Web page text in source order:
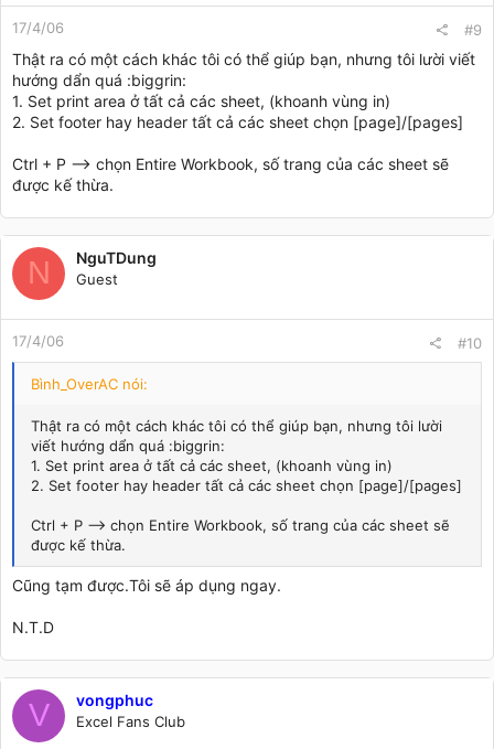
17/4/06 #9
Thật ra có một cách khác tôi có thể giúp bạn, nhưng tôi lười viết
hướng dẩn quá :biggrin:
1. Set print area ở tất cả các sheet, (khoanh vùng in)
2. Set footer hay header tất cả các sheet chọn [page]/[pages]
Ctrl + P --> chọn Entire Workbook, số trang của các sheet sẽ
được kế thừa.
N NguTDung
Guest
17/4/06 #10
Bình_OverAC nói:
Thật ra có một cách khác tôi có thể giúp bạn, nhưng tôi lười
viết hướng dẩn quá :biggrin:
1. Set print area ở tất cả các sheet, (khoanh vùng in)
2. Set footer hay header tất cả các sheet chọn [page]/[pages]
Ctrl + P --> chọn Entire Workbook, số trang của các sheet sẽ
được kế thừa.
Cũng tạm được.Tôi sẽ áp dụng ngay.
N.T.D
V vongphuc
Excel Fans Club